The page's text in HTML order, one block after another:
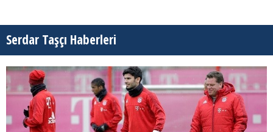
Serdar Taşçı Haberleri